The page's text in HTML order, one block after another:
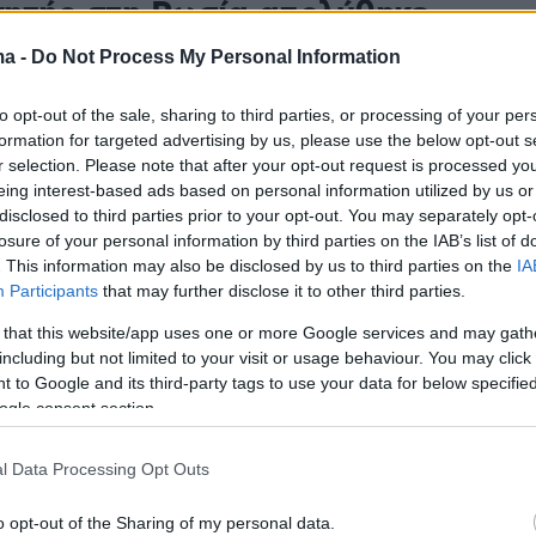
- Do Not Process My Personal Information
opt-out of the sale, sharing to third parties, or processing of your
for targeted advertising by us, please use the below opt-out
selection. Please note that after your opt-out request is processed
interest-based ads based on personal information utilized by us
to third parties prior to your opt-out. You may separately
of your personal information by third parties on the IAB’s list of
This information may also be disclosed by us to third parties on the
Participants that may further disclose it to other third parties.
that this website/app uses one or more Google services and may
but not limited to your visit or usage behaviour. You may
to Google and its third-party tags to use your data for below
consent section.
Data Processing Opt Outs
opt-out of the Sharing of my personal data.
στη Ρωσία απολύθηκε,
παράκανε με το ChatGPT:
παίκτες άυπνους 28 ώρες
ματς, διάλεξε επιθετικό που
ούτε με αίτηση
απολύθηκε από τη Σότσι, έπειτα από μόλις
επτά αγώνες - Δημοσιεύματα αναφέρουν ότι
στην τεχνητή νοημοσύνη, ωστόσο ο
Ο μοναδικός φορ στην